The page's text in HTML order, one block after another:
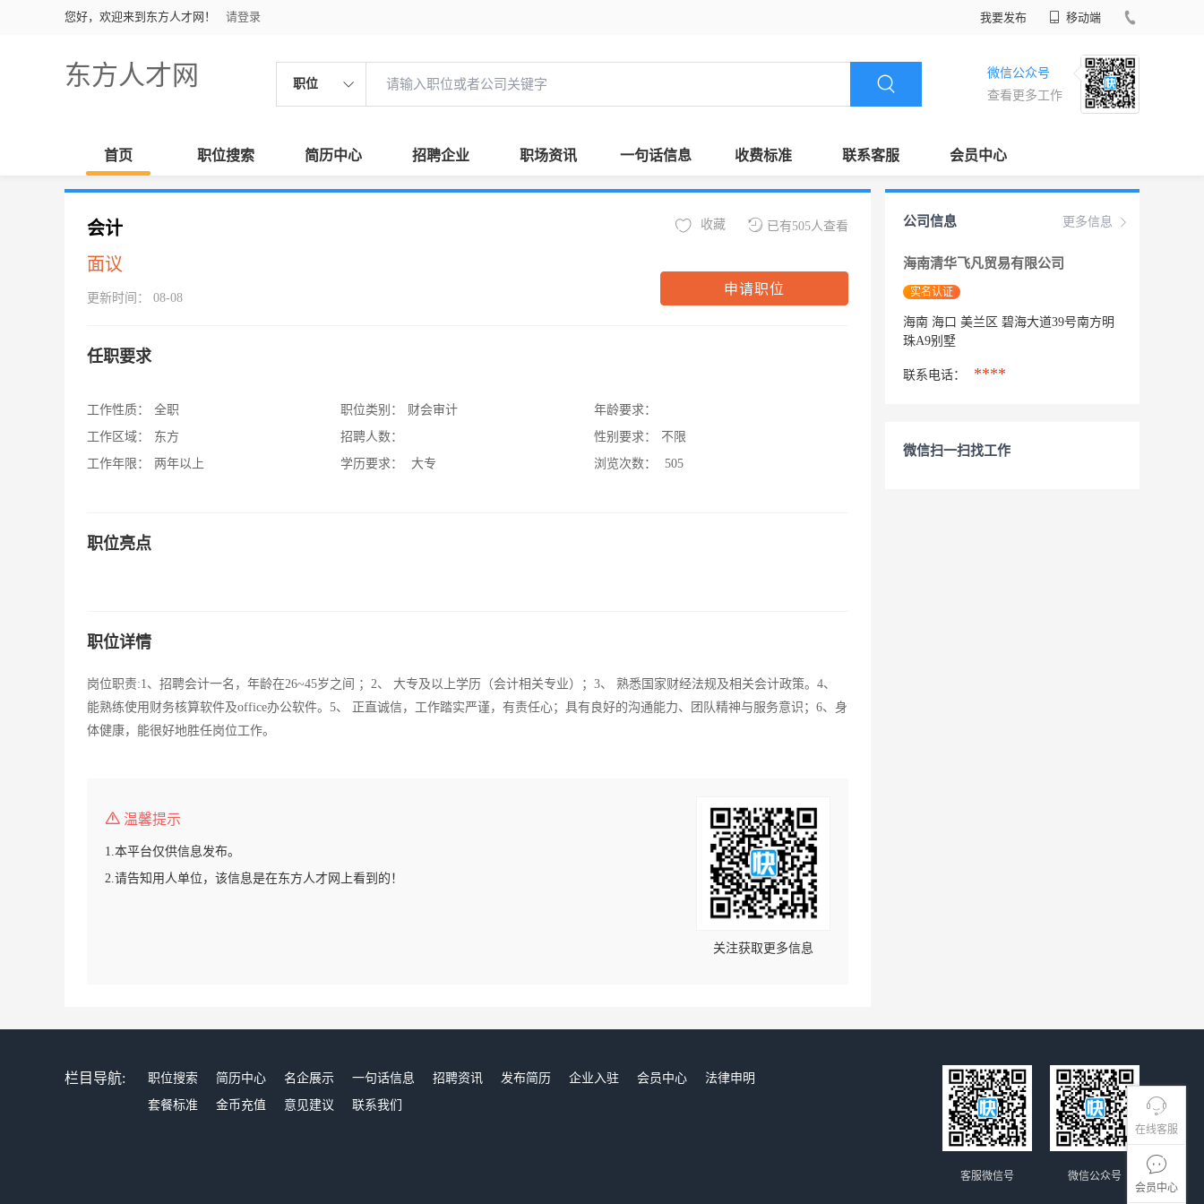
您好，欢迎来到东方人才网！ 请登录 我要发布 移动端
东方人才网 职位
微信公众号
查看更多工作
首页 职位搜索 简历中心 招聘企业 职场资讯 一句话信息 收费标准 联系客服 会员中心
在线客服
会员中心
会计
面议
更新时间： 08-08
已有505人查看
收藏
申请职位
任职要求
工作性质：
全职
工作区域：
东方
工作年限：
两年以上
职位类别：
财会审计
招聘人数：
学历要求：
大专
年龄要求：
性别要求：
不限
浏览次数：
505
职位亮点
职位详情
岗位职责:1、招聘会计一名，年龄在26~45岁之间 ；2、 大专及以上学历（会计相关专业）；3、 熟悉国家财经法规及相关会计政策。4、
能熟练使用财务核算软件及office办公软件。5、 正直诚信，工作踏实严谨，有责任心；具有良好的沟通能力、团队精神与服务意识；6、身
体健康，能很好地胜任岗位工作。
温馨提示
1.本平台仅供信息发布。
2.请告知用人单位，该信息是在东方人才网上看到的！
关注获取更多信息
更多信息
公司信息
海南清华飞凡贸易有限公司
实名认证
海南 海口 美兰区 碧海大道39号南方明
珠A9别墅
联系电话： ****
微信扫一扫找工作
栏目导航: 职位搜索 简历中心 名企展示 一句话信息 招聘资讯 发布简历 企业入驻 会员中心
法律申明
套餐标准
金币充值 意见建议 联系我们
微信公众号
客服微信号